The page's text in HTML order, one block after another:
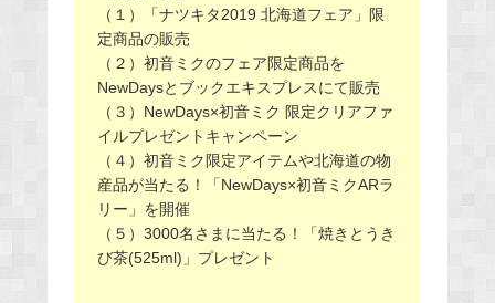
（１）「ナツキタ2019 北海道フェア」限
定商品の販売
（２）初音ミクのフェア限定商品を
NewDaysとブックエキスプレスにて販売
（３）NewDays×初音ミク 限定クリアファ
イルプレゼントキャンペーン
（４）初音ミク限定アイテムや北海道の物
産品が当たる！「NewDays×初音ミクARラ
リー」を開催
（５）3000名さまに当たる！「焼きとうき
び茶(525ml)」プレゼント